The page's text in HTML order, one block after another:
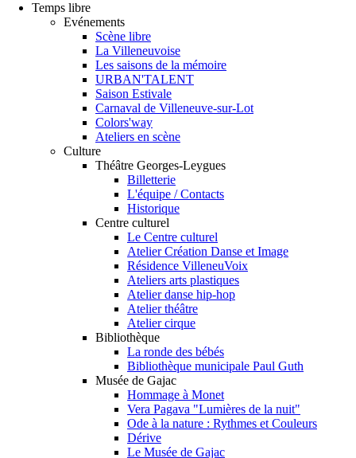
Temps libre
Evénements
Scène libre
La Villeneuvoise
Les saisons de la mémoire
URBAN'TALENT
Saison Estivale
Carnaval de Villeneuve-sur-Lot
Colors'way
Ateliers en scène
Culture
Théâtre Georges-Leygues
Billetterie
L'équipe / Contacts
Historique
Centre culturel
Le Centre culturel
Atelier Création Danse et Image
Résidence VilleneuVoix
Ateliers arts plastiques
Atelier danse hip-hop
Atelier théâtre
Atelier cirque
Bibliothèque
La ronde des bébés
Bibliothèque municipale Paul Guth
Musée de Gajac
Hommage à Monet
Vera Pagava "Lumières de la nuit"
Ode à la nature : Rythmes et Couleurs
Dérive
Le Musée de Gajac